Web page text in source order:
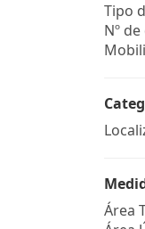
Tipo
Nº
Área